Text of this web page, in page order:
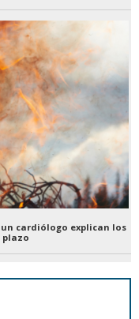
cardiólogo explican los
plazo